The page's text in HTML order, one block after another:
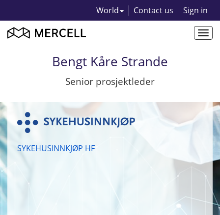
World Contact us Sign in
Bengt Kåre Strande
Senior prosjektleder
SYKEHUSINNKJØP HF